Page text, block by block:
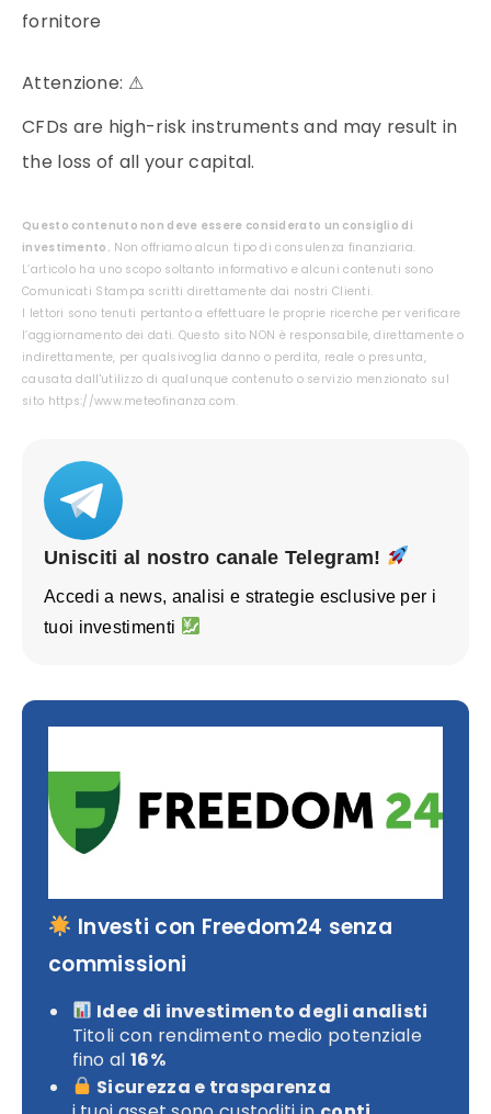
fornitore
Attenzione: ⚠
CFDs are high-risk instruments and may result in
the loss of all your capital.
Questo contenuto non deve essere considerato un consiglio di
investimento. Non offriamo alcun tipo di consulenza finanziaria.
L’articolo ha uno scopo soltanto informativo e alcuni contenuti sono
Comunicati Stampa scritti direttamente dai nostri Clienti.
I lettori sono tenuti pertanto a effettuare le proprie ricerche per verificare
l’aggiornamento dei dati. Questo sito NON è responsabile, direttamente o
indirettamente, per qualsivoglia danno o perdita, reale o presunta,
causata dall'utilizzo di qualunque contenuto o servizio menzionato sul
sito https://www.meteofinanza.com.
Unisciti al nostro canale Telegram!
Accedi a news, analisi e strategie esclusive per i
tuoi investimenti
Investi con Freedom24 senza
commissioni
Idee di investimento degli analisti
Titoli con rendimento medio potenziale
fino al 16%
Sicurezza e trasparenza